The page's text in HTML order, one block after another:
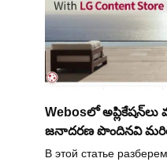
Webosలో అప్లికేషన్‌లు
జనాదరణ పొందినవి
В этой статье